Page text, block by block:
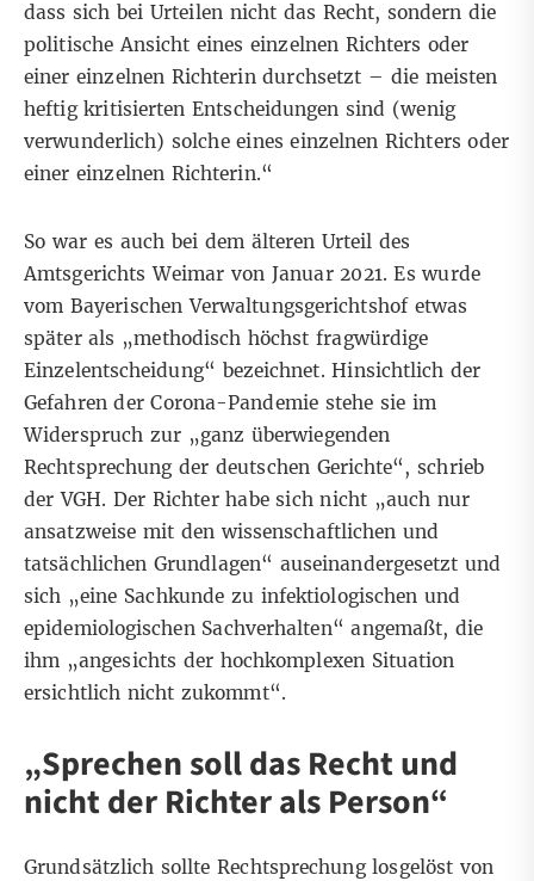
dass sich bei Urteilen nicht das Recht, sondern die
politische Ansicht eines einzelnen Richters oder
einer einzelnen Richterin durchsetzt – die meisten
heftig kritisierten Entscheidungen sind (wenig
verwunderlich) solche eines einzelnen Richters oder
einer einzelnen Richterin.“
So war es auch bei dem älteren Urteil des
Amtsgerichts Weimar von Januar 2021. Es wurde
vom Bayerischen Verwaltungsgerichtshofetwas
später als „methodisch höchst fragwürdige
Einzelentscheidung“ bezeichnet. Hinsichtlich der
Gefahren der Corona-Pandemie stehe sie im
Widerspruch zur „ganz überwiegenden
Rechtsprechung der deutschen Gerichte“, schrieb
der VGH. Der Richter habe sich nicht „auch nur
ansatzweise mit den wissenschaftlichen und
tatsächlichen Grundlagen“ auseinandergesetzt und
sich „eine Sachkunde zu infektiologischen und
epidemiologischen Sachverhalten“ angemaßt, die
ihm „angesichts der hochkomplexen Situation
ersichtlich nicht zukommt“.
„Sprechen soll das Recht und
nicht der Richter als Person“
Grundsätzlich sollte Rechtsprechung losgelöst von